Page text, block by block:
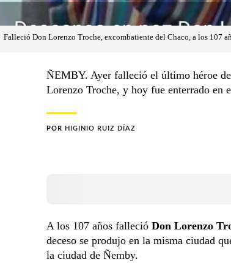
Falleció Don Lorenzo Troche, excombatiente del Chaco, a los 107
ÑEMBY. Ayer falleció el último héroe
Lorenzo Troche, y hoy fue enterrado en
POR HIGINIO RUIZ DÍAZ
A los 107 años falleció Don Lorenzo
deceso se produjo en la misma ciudad
la ciudad de Ñemby.